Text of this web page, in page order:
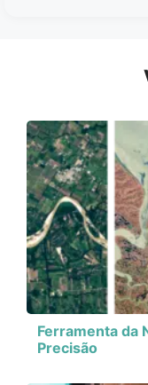
Ferramenta da
Precisão